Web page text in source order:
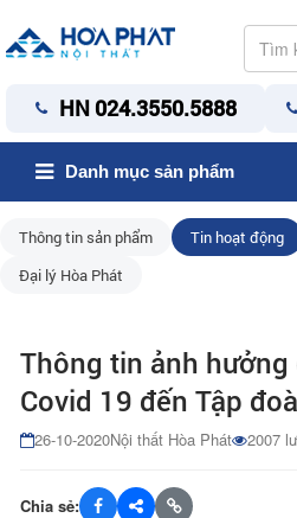
HN 024.3550.5888
Danh mục sản phẩm
Thông tin sản phẩm Tin hoạt động
Đại lý Hòa Phát
Thông tin ảnh
Covid 19 đến Tập
26-10-2020Nội thất Hòa Phát 2007
Chia sẻ: